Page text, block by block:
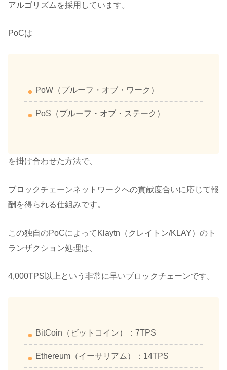
アルゴリズムを採用しています。
PoCは
PoW（プルーフ・オブ・ワーク）
PoS（プルーフ・オブ・ステーク）
を掛け合わせた方法で、
ブロックチェーンネットワークへの貢献度合いに応じて報
酬を得られる仕組みです。
この独自のPoCによってKlaytn（クレイトン/KLAY）のト
ランザクション処理は、
4,000TPS以上という非常に早いブロックチェーンです。
BitCoin（ビットコイン）：7TPS
Ethereum（イーサリアム）：14TPS